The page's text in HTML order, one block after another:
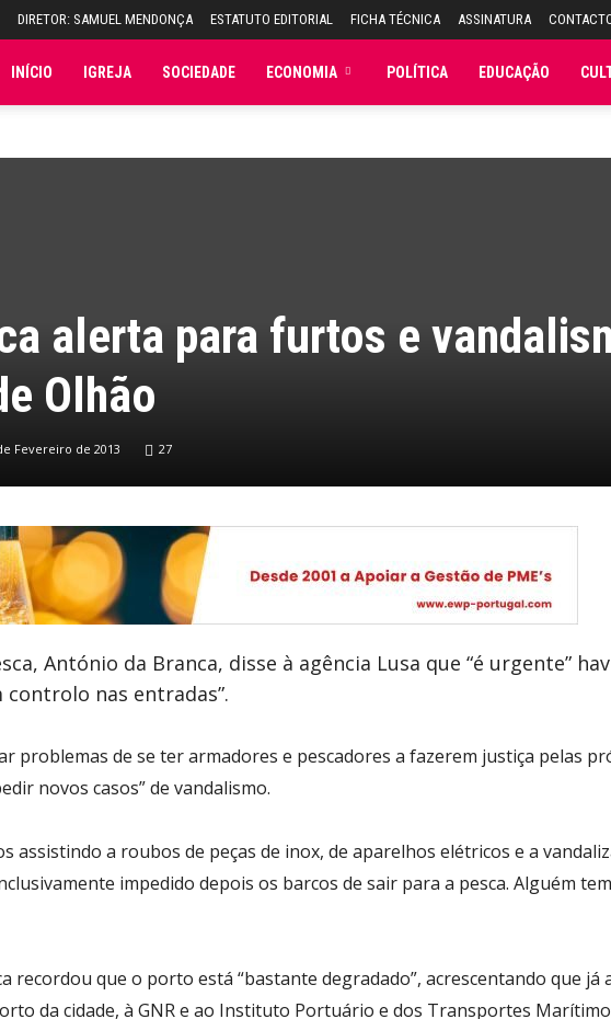
DIRETOR: SAMUEL MENDONÇA ESTATUTO EDITORIAL FICHA TÉCNICA ASSINATURA
INÍCIO IGREJA SOCIEDADE ECONOMIA POLÍTICA EDUCAÇÃO
alerta para furtos e
Olhão
Fevereiro de 2013 27
António da Branca, disse à agência Lusa que “é urgente”
controlo nas entradas”.
problemas de se ter armadores e pescadores a fazerem justiça pelas
novos casos” de vandalismo.
assistindo a roubos de peças de inox, de aparelhos elétricos e a
impedido depois os barcos de sair para a pesca. Alguém
recordou que o porto está “bastante degradado”, acrescentando que já
da cidade, à GNR e ao Instituto Portuário e dos Transportes